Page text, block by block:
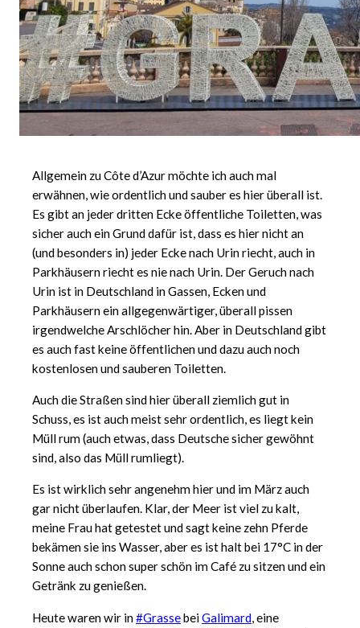
Allgemein zu Côte d’Azur möchte ich auch mal
erwähnen, wie ordentlich und sauber es hier überall ist.
Es gibt an jeder dritten Ecke öffentliche Toiletten, was
sicher auch ein Grund dafür ist, dass es hier nicht an
(und besonders in) jeder Ecke nach Urin riecht, auch in
Parkhäusern riecht es nie nach Urin. Der Geruch nach
Urin ist in Deutschland in Gassen, Ecken und
Parkhäusern ein allgegenwärtiger, überall pissen
irgendwelche Arschlöcher hin. Aber in Deutschland gibt
es auch fast keine öffentlichen und dazu auch noch
kostenlosen und sauberen Toiletten.
Auch die Straßen sind hier überall ziemlich gut in
Schuss, es ist auch meist sehr ordentlich, es liegt kein
Müll rum (auch etwas, dass Deutsche sicher gewöhnt
sind, also das Müll rumliegt).
Es ist wirklich sehr angenehm hier und im März auch
gar nicht überlaufen. Klar, der Meer ist viel zu kalt,
meine Frau hat getestet und sagt keine zehn Pferde
bekämen sie ins Wasser, aber es ist halt bei 17°C in der
Sonne auch schon super schön im Café zu sitzen und ein
Getränk zu genießen.
Heute waren wir in#GrassebeiGalimard, eine